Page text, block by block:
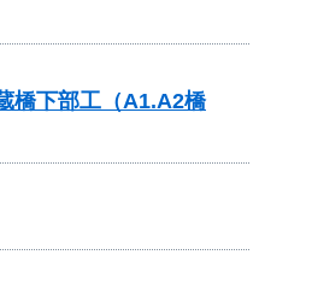
下部工（A1.A2橋